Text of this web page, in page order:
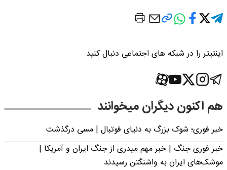
اینتیتر را در شبکه های اجتماعی دنبال کنید
هم اکنون دیگران میخوانند
خبر فوری؛‌ شوک بزرگ به دنیای فوتبال | مسی درگذشت
خبر فوری جنگ | خبر مهم میدری از جنگ ایران و آمریکا |
موشک‌های ایران به واشنگتن رسیدند